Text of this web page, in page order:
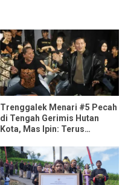
Trenggalek Menari #5 Pecah
di Tengah Gerimis Hutan
Kota, Mas Ipin: Terus